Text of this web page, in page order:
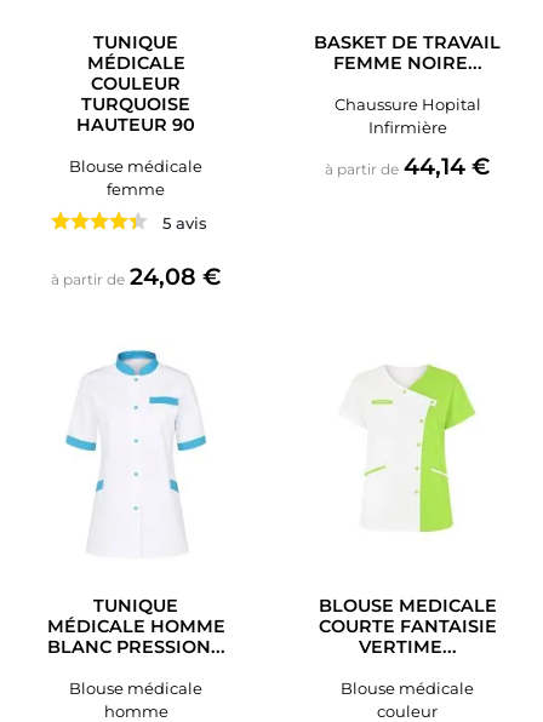
TUNIQUE
MÉDICALE
COULEUR
TURQUOISE
HAUTEUR 90
Blouse médicale
femme
5 avis
à partir de Prix
24,08 €
BASKET DE TRAVAIL
FEMME NOIRE...
Chaussure Hopital
Infirmière
à partir de Prix
44,14 €
TUNIQUE
MÉDICALE HOMME
BLANC PRESSION...
Blouse médicale
homme
BLOUSE MEDICALE
COURTE FANTAISIE
VERTIME...
Blouse médicale
couleur